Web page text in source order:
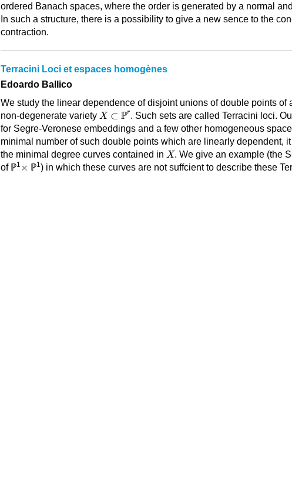
ordered Banach spaces, where the order is generated by a normal
In such a structure, there is a possibility to give a new sence to the
contraction.
Terracini Loci et espaces homogènes
Edoardo Ballico
We study the linear dependence of disjoint unions of double points of
non-degenerate variety X ⊂ Pr
X⊂ r
. Such sets are called Terracini loci.
for Segre-Veronese embeddings and a few other homogeneous
minimal number of such double points which are linearly dependent,
the minimal degree curves contained in X
X . We give an example (the
of ℙ1 ×
× ℙ1 ) in which these curves are not suffcient to describe these